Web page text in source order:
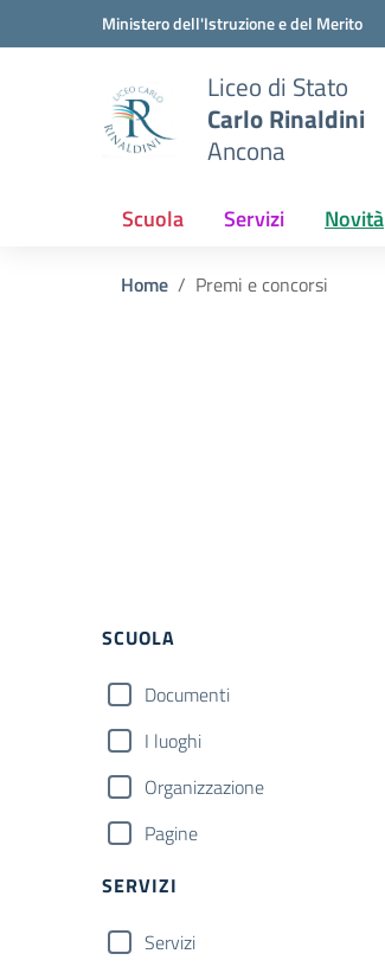
Vai ai contenuti
Vai al menu di navigazioneMinistero dell'Istruzione e del Merito
Liceo di Stato
Carlo Rinaldini
Ancona
Scuola Servizi Novità
Home Premi e concorsi
Filtri
SCUOLA
Documenti
I luoghi
Organizzazione
Pagine
SERVIZI
Servizi